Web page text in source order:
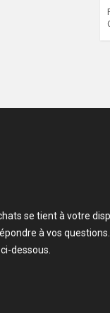
se tient à votre
à vos
dessous.